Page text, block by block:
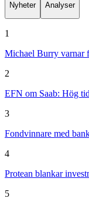
Nyheter Analyser
1
Michael Burry varnar
2
EFN om Saab: Hög
3
Fondvinnare med
4
Protean blankar
5